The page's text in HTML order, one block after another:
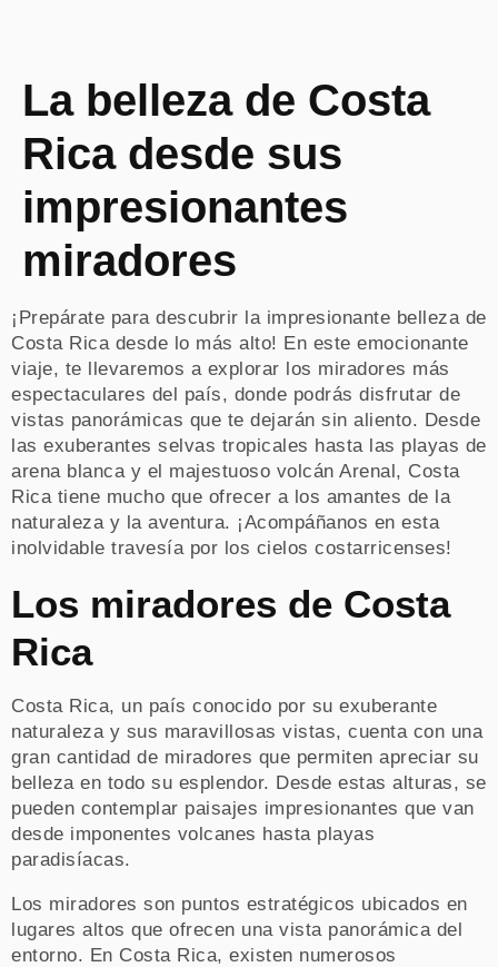
La belleza de Costa
Rica desde sus
impresionantes
miradores
¡Prepárate para descubrir la impresionante belleza de
Costa Rica desde lo más alto! En este emocionante
viaje, te llevaremos a explorar los miradores más
espectaculares del país, donde podrás disfrutar de
vistas panorámicas que te dejarán sin aliento. Desde
las exuberantes selvas tropicales hasta las playas de
arena blanca y el majestuoso volcán Arenal, Costa
Rica tiene mucho que ofrecer a los amantes de la
naturaleza y la aventura. ¡Acompáñanos en esta
inolvidable travesía por los cielos costarricenses!
Los miradores de Costa
Rica
Costa Rica, un país conocido por su exuberante
naturaleza y sus maravillosas vistas, cuenta con una
gran cantidad de miradores que permiten apreciar su
belleza en todo su esplendor. Desde estas alturas, se
pueden contemplar paisajes impresionantes que van
desde imponentes volcanes hasta playas
paradisíacas.
Los miradores son puntos estratégicos ubicados en
lugares altos que ofrecen una vista panorámica del
entorno. En Costa Rica, existen numerosos